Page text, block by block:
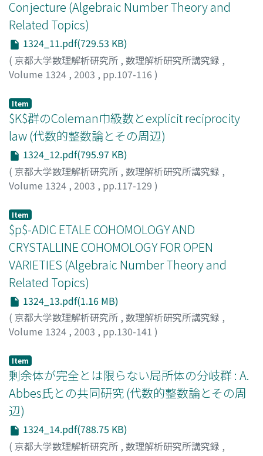
Conjecture (Algebraic Number Theory and
Related Topics)
1324_11.pdf(729.53 KB)
( 京都大学数理解析研究所 , 数理解析研究所講究録 ,
Volume 1324 , 2003 , pp.107-116 )
Item
$K$群のColeman巾級数とexplicit reciprocity
law (代数的整数論とその周辺)
1324_12.pdf(795.97 KB)
( 京都大学数理解析研究所 , 数理解析研究所講究録 ,
Volume 1324 , 2003 , pp.117-129 )
Item
$p$-ADIC ETALE COHOMOLOGY AND
CRYSTALLINE COHOMOLOGY FOR OPEN
VARIETIES (Algebraic Number Theory and
Related Topics)
1324_13.pdf(1.16 MB)
( 京都大学数理解析研究所 , 数理解析研究所講究録 ,
Volume 1324 , 2003 , pp.130-141 )
Item
剰余体が完全とは限らない局所体の分岐群 : A.
Abbes氏との共同研究 (代数的整数論とその周
辺)
1324_14.pdf(788.75 KB)
( 京都大学数理解析研究所 , 数理解析研究所講究録 ,